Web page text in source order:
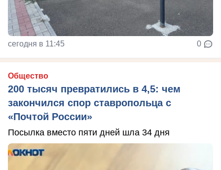
сегодня в 11:45 0
Общество
200 тысяч превратились в 4,5: чем
закончился спор ставропольца с
«Почтой России»
Посылка вместо пяти дней шла 34 дня